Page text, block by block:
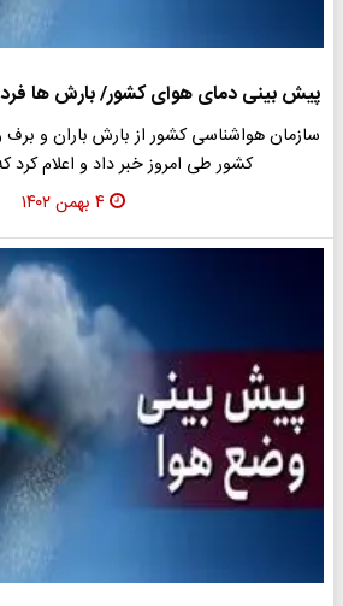
پیش بینی دمای هوای کشور/ بارش ها
سازمان هواشناسی کشور از بارش باران و
کشور طی امروز خبر داد و اعلام کرد
۴ بهمن ۱۴۰۲